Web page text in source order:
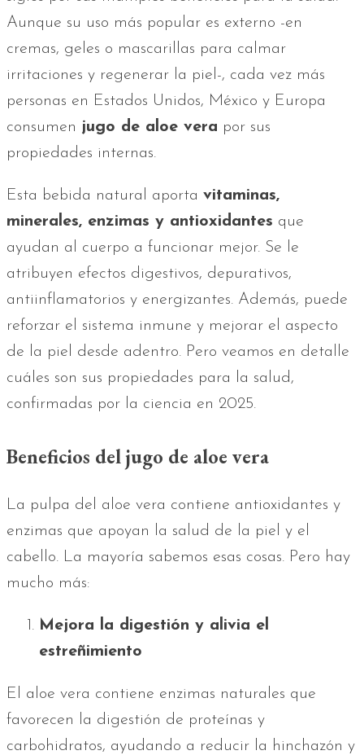
Aunque su uso más popular es externo -en
cremas, geles o mascarillas para calmar
irritaciones y regenerar la piel-, cada vez más
personas en Estados Unidos, México y Europa
consumen jugo de aloe vera por sus
propiedades internas.
Esta bebida natural aporta vitaminas,
minerales, enzimas y antioxidantes que
ayudan al cuerpo a funcionar mejor. Se le
atribuyen efectos digestivos, depurativos,
antiinflamatorios y energizantes. Además, puede
reforzar el sistema inmune y mejorar el aspecto
de la piel desde adentro. Pero veamos en detalle
cuáles son sus propiedades para la salud,
confirmadas por la ciencia en 2025.
Beneficios del jugo de aloe vera
La pulpa del aloe vera contiene antioxidantes y
enzimas que apoyan la salud de la piel y el
cabello. La mayoría sabemos esas cosas. Pero hay
mucho más:
Mejora la digestión y alivia el
estreñimiento
El aloe vera contiene enzimas naturales que
favorecen la digestión de proteínas y
carbohidratos, ayudando a reducir la hinchazón y